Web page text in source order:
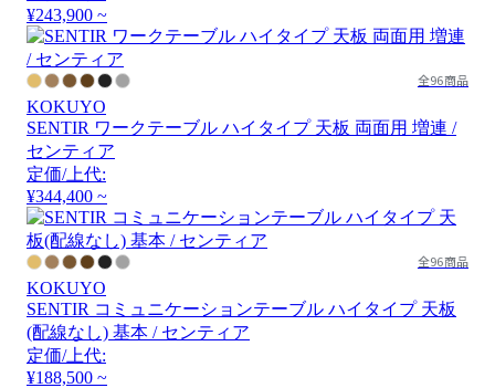
¥243,900 ~
全96商品
KOKUYO
SENTIR ワークテーブル ハイタイプ 天板 両面用 増連 /
センティア
定価/上代:
¥344,400 ~
全96商品
KOKUYO
SENTIR コミュニケーションテーブル ハイタイプ 天板
(配線なし) 基本 / センティア
定価/上代:
¥188,500 ~